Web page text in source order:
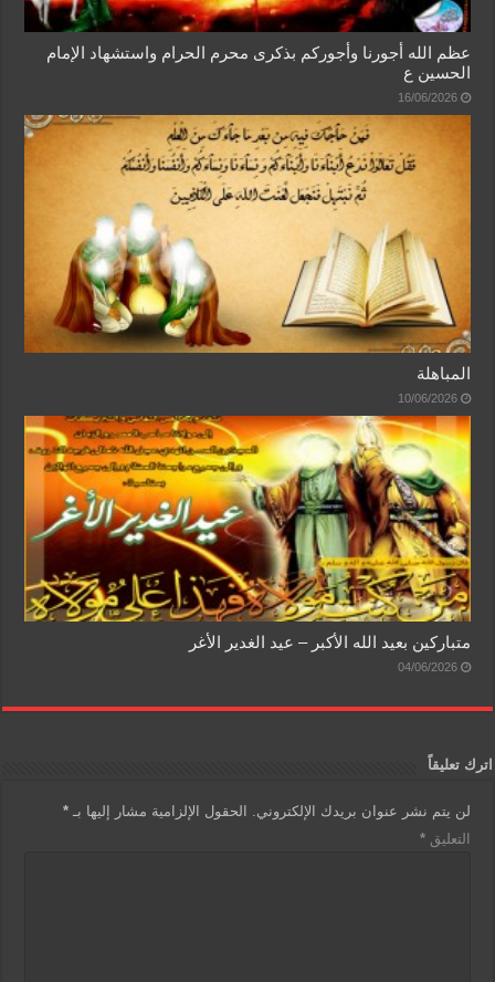
عظم الله أجورنا وأجوركم بذكرى محرم الحرام واستشهاد الإمام
الحسين ع
16/06/2026
المباهلة
10/06/2026
متباركين بعيد الله الأكبر – عيد الغدير الأغر
04/06/2026
اترك تعليقاً
لن يتم نشر عنوان بريدك الإلكتروني. الحقول الإلزامية مشار إليها بـ*
التعليق*